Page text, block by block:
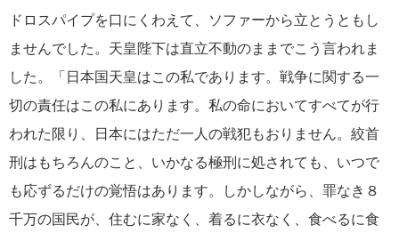
ドロスパイプを口にくわえて、ソファーから立とうともし
ませんでした。天皇陛下は直立不動のままでこう言われま
した。「日本国天皇はこの私であります。戦争に関する一
切の責任はこの私にあります。私の命においてすべてが行
われた限り、日本にはただ一人の戦犯もおりません。絞首
刑はもちろんのこと、いかなる極刑に処されても、いつで
も応ずるだけの覚悟はあります。しかしながら、罪なき８
千万の国民が、住むに家なく、着るに衣なく、食べるに食